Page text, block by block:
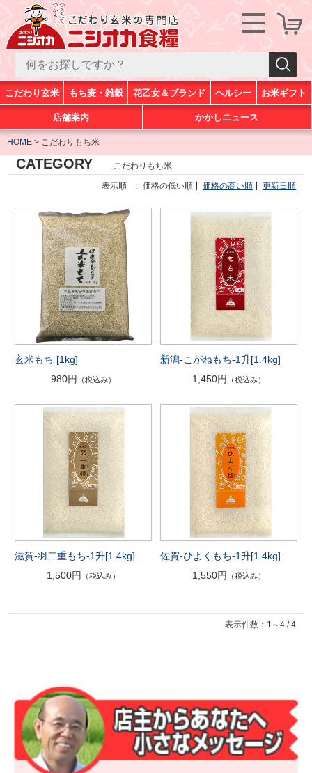
こだわり玄米 もち麦・雑穀 花乙女＆ブランド ヘルシー お米ギフト
店舗案内 かかしニュース
HOME こだわりもち米
CATEGORY こだわりもち米
表示順 : 価格の低い順 価格の高い順 更新日順
玄米もち [1kg]
980円
（税込み）
新潟-こがねもち-1升[1.4kg]
1,450円
（税込み）
滋賀-羽二重もち-1升[1.4kg]
1,500円
（税込み）
佐賀-ひよくもち-1升[1.4kg]
1,550円
（税込み）
表示件数：1～4 / 4